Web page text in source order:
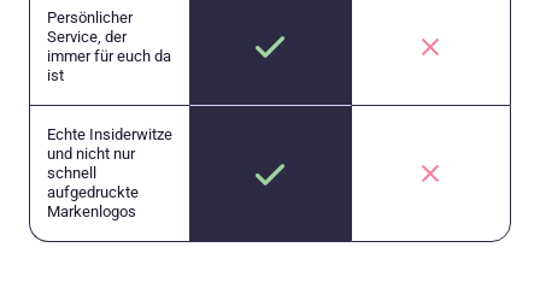
Persönlicher
Service, der
immer für euch da
ist
Echte Insiderwitze
und nicht nur
schnell
aufgedruckte
Markenlogos